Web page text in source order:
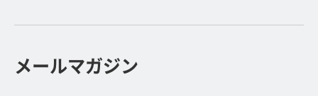
メールマガジン